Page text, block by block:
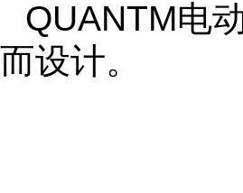
QUANTM电
而设计。